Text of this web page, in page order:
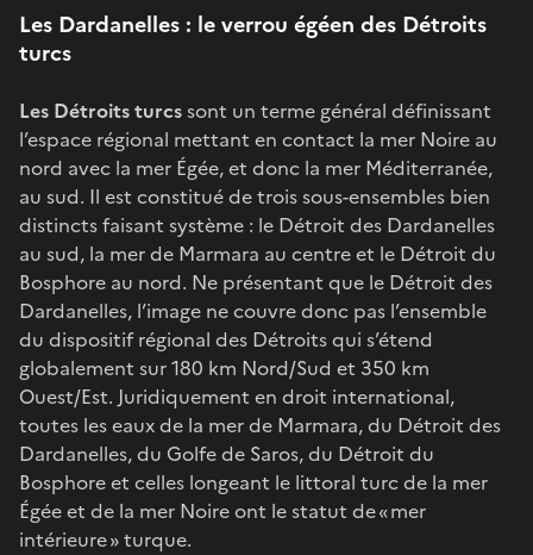
Les Dardanelles : le verrou égéen des Détroits
turcs
Les Détroits turcssont un terme général définissant
l’espace régional mettant en contact la mer Noire au
nord avec la mer Égée, et donc la mer Méditerranée,
au sud. Il est constitué de trois sous-ensembles bien
distincts faisant système : le Détroit des Dardanelles
au sud, la mer de Marmara au centre et le Détroit du
Bosphore au nord. Ne présentant que le Détroit des
Dardanelles, l’image ne couvre donc pas l’ensemble
du dispositif régional des Détroits qui s’étend
globalement sur 180 km Nord/Sud et 350 km
Ouest/Est. Juridiquement en droit international,
toutes les eaux de la mer de Marmara, du Détroit des
Dardanelles, du Golfe de Saros, du Détroit du
Bosphore et celles longeant le littoral turc de la mer
Égée et de la mer Noire ont le statut de « mer
intérieure » turque.